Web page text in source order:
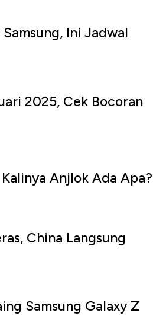
Ini Jadwal
2025, Cek Bocoran
Anjlok Ada Apa?
China Langsung
Samsung Galaxy Z